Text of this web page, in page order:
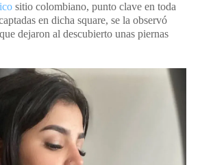
sitio colombiano, punto clave en toda
en dicha square, se la observó
dejaron al descubierto unas piernas